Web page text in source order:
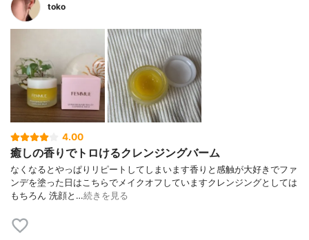
toko
4.00
癒しの香りでトロけるクレンジングバーム
なくなるとやっぱりリピートしてしまいます香りと感触が大好きでファ
ンデを塗った日はこちらでメイクオフしていますクレンジングとしては
もちろん 洗顔と…続きを見る